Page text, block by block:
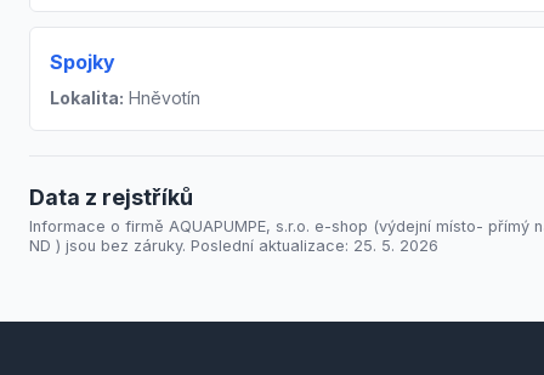
Spojky
Lokalita: Hněvotín
Data z rejstříků
Informace o firmě AQUAPUMPE, s.r.o. e-shop (výdejní místo- přímý
ND ) jsou bez záruky. Poslední aktualizace: 25. 5. 2026